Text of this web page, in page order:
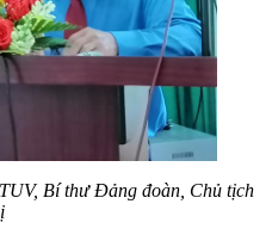
TUV, Bí thư Đảng đoàn, Chủ tịch